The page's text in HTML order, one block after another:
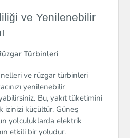
ve Yenilenebilir
Türbinleri
ve rüzgar türbinleri
yenilenebilir
Bu, yakıt tüketimini
izinizi küçültür. Güneş
yolculuklarda elektrik
etkili bir yoludur.